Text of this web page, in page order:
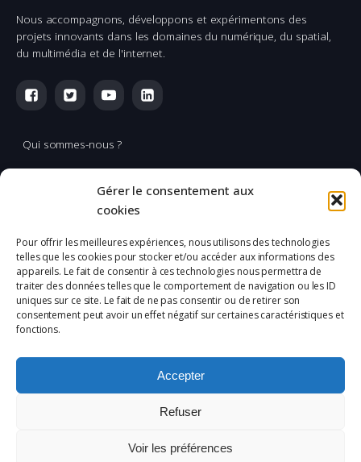
Gérer le consentement aux
cookies
Pour offrir les meilleures expériences, nous utilisons des technologies
telles que les cookies pour stocker et/ou accéder aux informations des
appareils. Le fait de consentir à ces technologies nous permettra de
traiter des données telles que le comportement de navigation ou les ID
uniques sur ce site. Le fait de ne pas consentir ou de retirer son
consentement peut avoir un effet négatif sur certaines caractéristiques et
fonctions.
Accepter
Refuser
Voir les préférences
Nous accompagnons, développons et expérimentons des
projets innovants dans les domaines du numérique, du spatial,
du multimédia et de l'internet.
Qui sommes-nous ?
Multimédia
Réalisation & production vidéo
L'Incubation
Mentions légales